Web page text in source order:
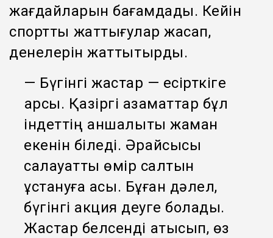
жағдайларын бағамдады. Кейін
спорттық жаттығулар жасап,
денелерін жаттықтырды.
— Бүгінгі жастар — есірткіге
қарсы. Қазіргі азаматтар бұл
індеттің қаншалықты жаман
екенін біледі. Әрқайсысы
салауатты өмір салтын
ұстануға асық. Бұған дәлел,
бүгінгі акция деуге болады.
Жастар белсенді қатысып, өз